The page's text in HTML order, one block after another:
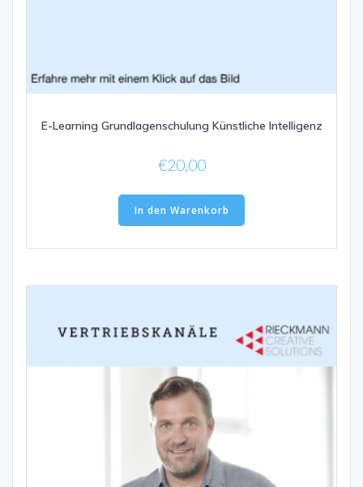
E-Learning Grundlagenschulung Künstliche Intelligenz
€20,00
In den Warenkorb